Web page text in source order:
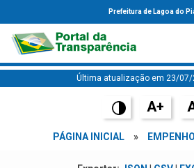
Prefeitura de Lagoa do
Última atualização em 23/07/
A+
PÁGINA INICIAL »